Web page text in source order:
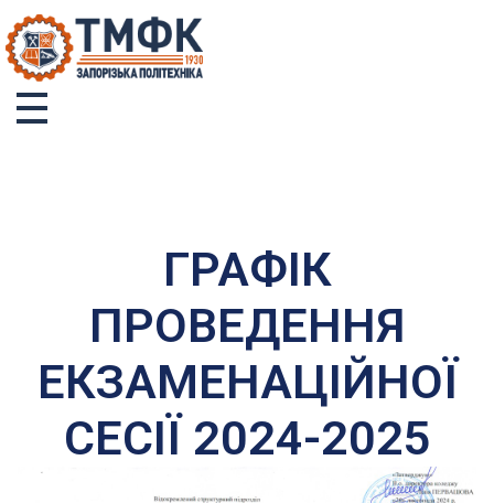
ТМФК
Токмацький механічний фаховий коледж
ГРАФІК
ПРОВЕДЕННЯ
ЕКЗАМЕНАЦІЙНОЇ
СЕСІЇ 2024-2025